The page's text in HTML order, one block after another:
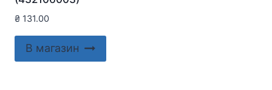
₴ 131.00
В магазин